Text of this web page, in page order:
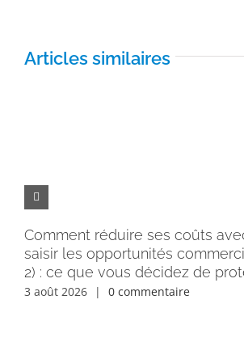
Articles similaires
Comment réduire ses coûts
saisir les opportunités
2) : ce que vous décidez de
3 août 2026 | 0 commentaire